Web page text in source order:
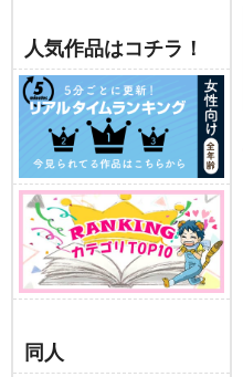
人気作品はコチラ！
同人